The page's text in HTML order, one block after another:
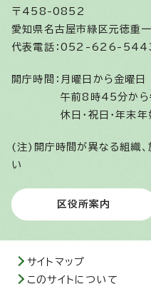
〒458-0852
愛知県名古屋市緑区元徳重
代表電話：052-626-
開庁時間： 月曜日から金曜日
午前8時45分か
休日・祝日・年末年
(注)開庁時間が異なる組織、
い
区役所案内
サイトマップ
このサイトについて